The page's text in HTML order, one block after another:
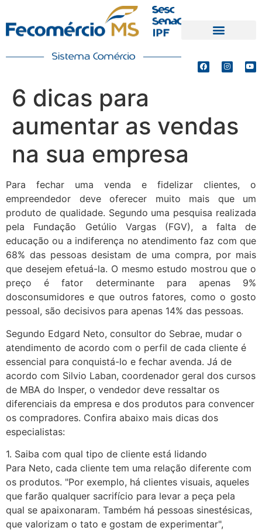
6 dicas para
aumentar as vendas
na sua empresa
Para fechar uma venda e fidelizar clientes, o
empreendedor deve oferecer muito mais que um
produto de qualidade. Segundo uma pesquisa realizada
pela Fundação Getúlio Vargas (FGV), a falta de
educação ou a indiferença no atendimento faz com que
68% das pessoas desistam de uma compra, por mais
que desejem efetuá-la. O mesmo estudo mostrou que o
preço é fator determinante para apenas 9%
dosconsumidores e que outros fatores, como o gosto
pessoal, são decisivos para apenas 14% das pessoas.
Segundo Edgard Neto, consultor do Sebrae, mudar o
atendimento de acordo com o perfil de cada cliente é
essencial para conquistá-lo e fechar avenda. Já de
acordo com Silvio Laban, coordenador geral dos cursos
de MBA do Insper, o vendedor deve ressaltar os
diferenciais da empresa e dos produtos para convencer
os compradores. Confira abaixo mais dicas dos
especialistas:
1. Saiba com qual tipo de cliente está lidando
Para Neto, cada cliente tem uma relação diferente com
os produtos. "Por exemplo, há clientes visuais, aqueles
que farão qualquer sacrifício para levar a peça pela
qual se apaixonaram. Também há pessoas sinestésicas,
que valorizam o tato e gostam de experimentar",